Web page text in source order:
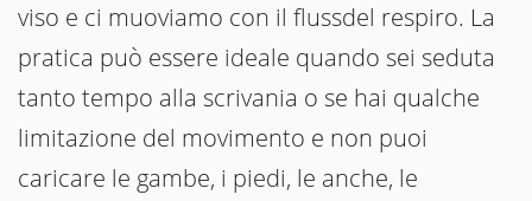
viso e ci muoviamo con il flussdel respiro. La
pratica può essere ideale quando sei seduta
tanto tempo alla scrivania o se hai qualche
limitazione del movimento e non puoi
caricare le gambe, i piedi, le anche, le